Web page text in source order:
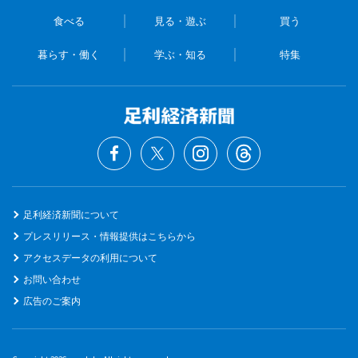
食べる 見る・遊ぶ 買う
暮らす・働く 学ぶ・知る 特集
足利経済新聞について
プレスリリース・情報提供はこちらから
アクセスデータの利用について
お問い合わせ
広告のご案内